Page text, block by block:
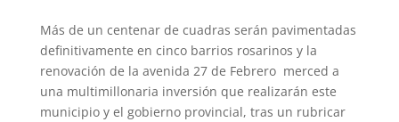
Más de un centenar de cuadras serán pavimentadas
definitivamente en cinco barrios rosarinos y la
renovación de la avenida 27 de Febrero merced a
una multimillonaria inversión que realizarán este
municipio y el gobierno provincial, tras un rubricar